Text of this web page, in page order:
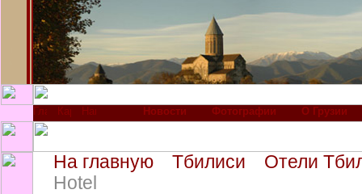
Новости Фотографии О Грузии
На главную Тбилиси
Отели
Hotel